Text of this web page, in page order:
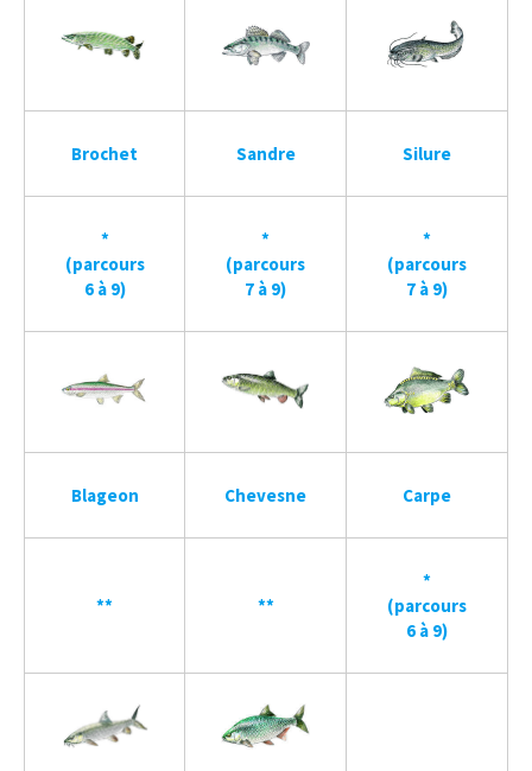
Brochet Sandre Silure
*
(parcours
6 à 9)
*
(parcours
7 à 9)
*
(parcours
7 à 9)
Blageon Chevesne Carpe
** **
*
(parcours
6 à 9)